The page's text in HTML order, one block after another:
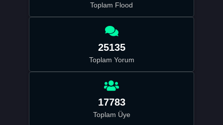
Toplam Flood
25135
Toplam Yorum
17783
Toplam Üye